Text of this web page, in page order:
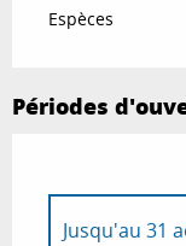
Espèces
Périodes
Jusqu'au 31